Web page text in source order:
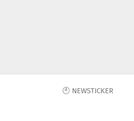
🕙 NEWSTICKER